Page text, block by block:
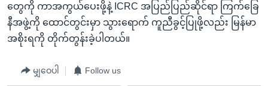
တွေကို ကာအကွယ်ပေးဖို့နဲ့ ICRC အပြည်ပြည်ဆိုင်ရာ ကြက်ခြေ
နီအဖွဲ့ကို ထောင်တွင်းမှာ သွားရောက် ကူညီခွင့်ပြုဖို့လည်း မြန်မာ
အစိုးရကို တိုက်တွန်းခဲ့ပါတယ်။
မျှဝေပါ Follow us